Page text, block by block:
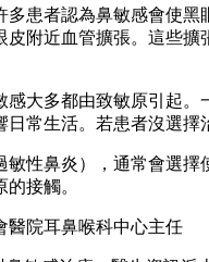
多患者認為鼻敏感會使
皮附近血管擴張。這些
感大多都由致敏原引起
日常生活。若患者沒選擇
敏性鼻炎），通常會選
接觸。
醫院耳鼻喉科中心主任